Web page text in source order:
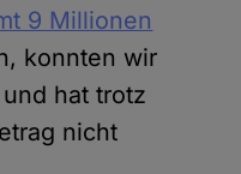
9 Millionen
konnten wir
hat trotz
nicht